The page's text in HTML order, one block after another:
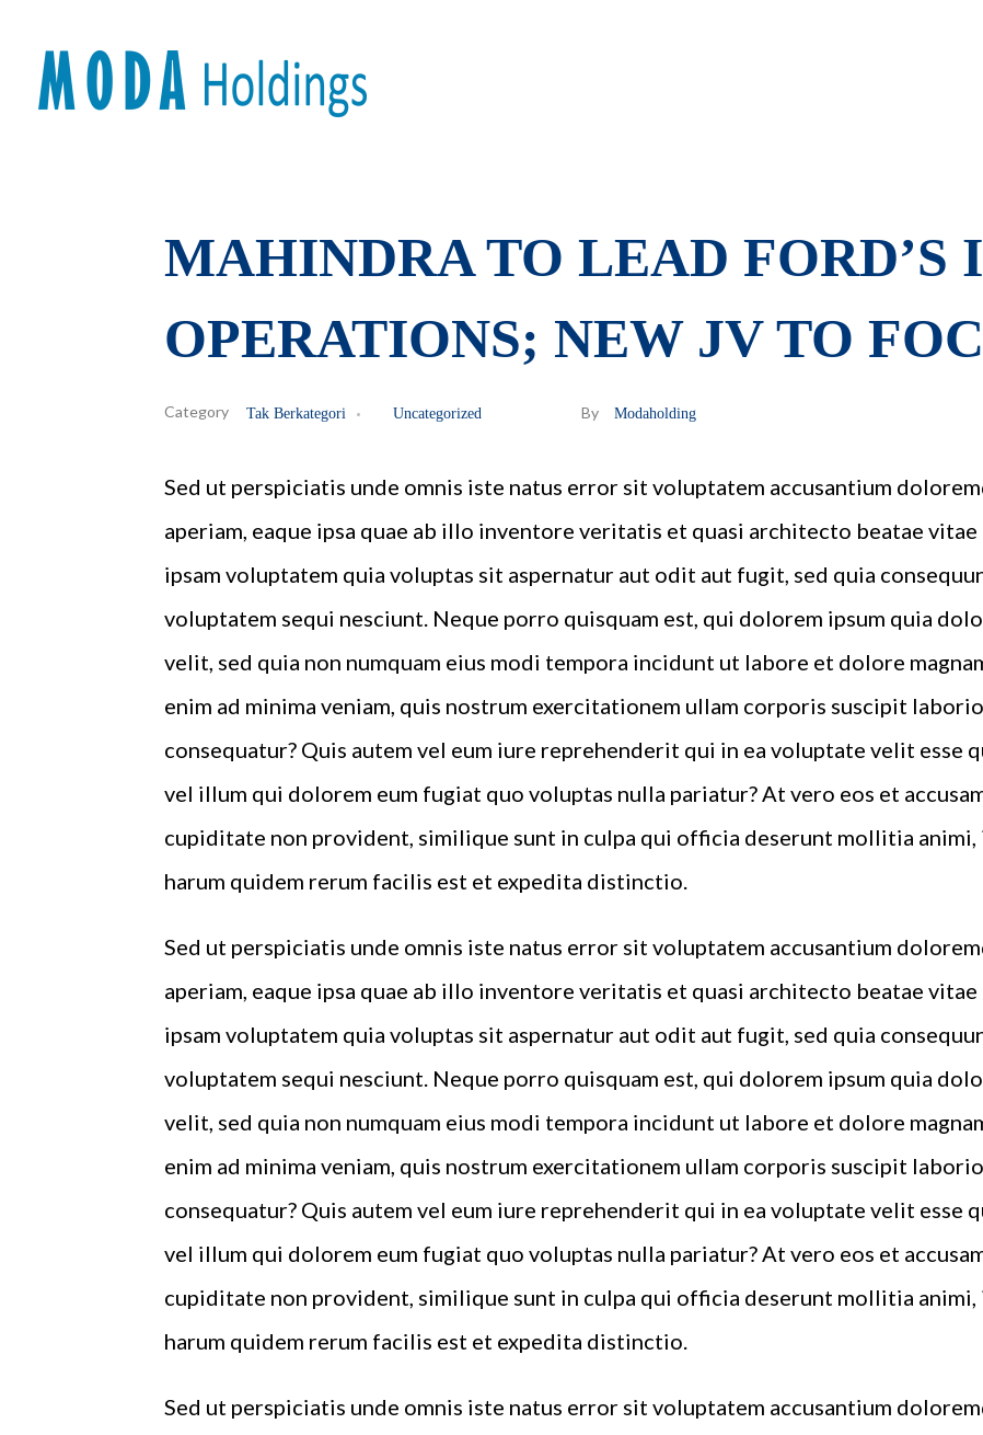
MAHINDRA TO LEAD FORD’S
OPERATIONS; NEW JV TO
By Modaholding
Tak Berkategori Uncategorized
Sed ut perspiciatis unde omnis iste natus error sit voluptatem accusantium
aperiam, eaque ipsa quae ab illo inventore veritatis et quasi architecto beatae
ipsam voluptatem quia voluptas sit aspernatur aut odit aut fugit, sed quia
voluptatem sequi nesciunt. Neque porro quisquam est, qui dolorem ipsum quia
velit, sed quia non numquam eius modi tempora incidunt ut labore et dolore
enim ad minima veniam, quis nostrum exercitationem ullam corporis suscipit
consequatur? Quis autem vel eum iure reprehenderit qui in ea voluptate velit esse
vel illum qui dolorem eum fugiat quo voluptas nulla pariatur? At vero eos et
cupiditate non provident, similique sunt in culpa qui officia deserunt mollitia
harum quidem rerum facilis est et expedita distinctio.
Sed ut perspiciatis unde omnis iste natus error sit voluptatem accusantium
aperiam, eaque ipsa quae ab illo inventore veritatis et quasi architecto beatae
ipsam voluptatem quia voluptas sit aspernatur aut odit aut fugit, sed quia
voluptatem sequi nesciunt. Neque porro quisquam est, qui dolorem ipsum quia
velit, sed quia non numquam eius modi tempora incidunt ut labore et dolore
enim ad minima veniam, quis nostrum exercitationem ullam corporis suscipit
consequatur? Quis autem vel eum iure reprehenderit qui in ea voluptate velit esse
vel illum qui dolorem eum fugiat quo voluptas nulla pariatur? At vero eos et
cupiditate non provident, similique sunt in culpa qui officia deserunt mollitia
harum quidem rerum facilis est et expedita distinctio.
Sed ut perspiciatis unde omnis iste natus error sit voluptatem accusantium